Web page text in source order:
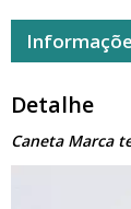
Detalhe
Caneta Marca